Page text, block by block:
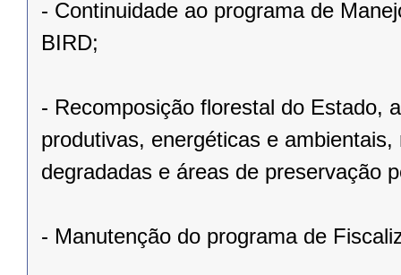
- Continuidade ao programa de
BIRD;
- Recomposição florestal do Estado,
produtivas, energéticas e
degradadas e áreas de preservação
- Manutenção do programa de